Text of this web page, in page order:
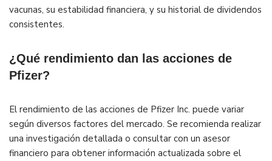
vacunas, su estabilidad financiera, y su historial de dividendos
consistentes.
¿Qué rendimiento dan las acciones de
Pfizer?
El rendimiento de las acciones de Pfizer Inc. puede variar
según diversos factores del mercado. Se recomienda realizar
una investigación detallada o consultar con un asesor
financiero para obtener información actualizada sobre el